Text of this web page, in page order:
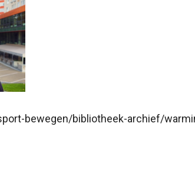
bewegen/bibliotheek-archief/